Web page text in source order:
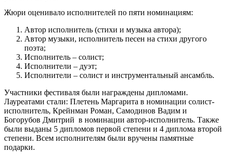
Жюри оценивало исполнителей по пяти номинациям:
Автор исполнитель (стихи и музыка автора);
Автор музыки, исполнитель песен на стихи другого
поэта;
Исполнитель – солист;
Исполнители – дуэт;
Исполнители – солист и инструментальный ансамбль.
Участники фестиваля были награждены дипломами.
Лауреатами стали: Плетень Маргарита в номинации солист-
исполнитель, Крейнман Роман, Самодинов Вадим и
Богорубов Дмитрий в номинации автор-исполнитель. Также
были выданы 5 дипломов первой степени и 4 диплома второй
степени. Всем исполнителям были вручены памятные
подарки.